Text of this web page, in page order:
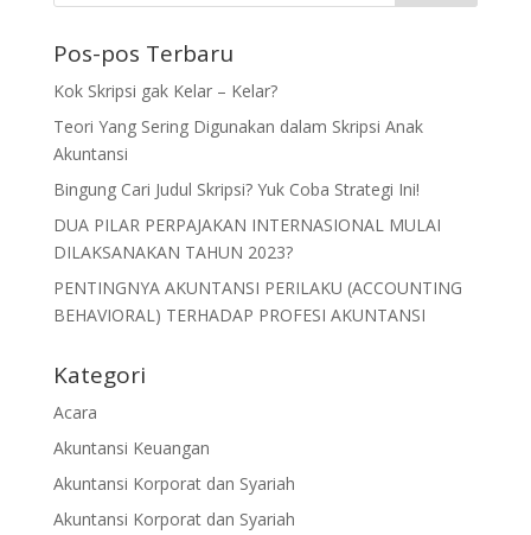
Pos-pos Terbaru
Kok Skripsi gak Kelar – Kelar?
Teori Yang Sering Digunakan dalam Skripsi Anak
Akuntansi
Bingung Cari Judul Skripsi? Yuk Coba Strategi Ini!
DUA PILAR PERPAJAKAN INTERNASIONAL MULAI
DILAKSANAKAN TAHUN 2023?
PENTINGNYA AKUNTANSI PERILAKU (ACCOUNTING
BEHAVIORAL) TERHADAP PROFESI AKUNTANSI
Kategori
Acara
Akuntansi Keuangan
Akuntansi Korporat dan Syariah
Akuntansi Korporat dan Syariah